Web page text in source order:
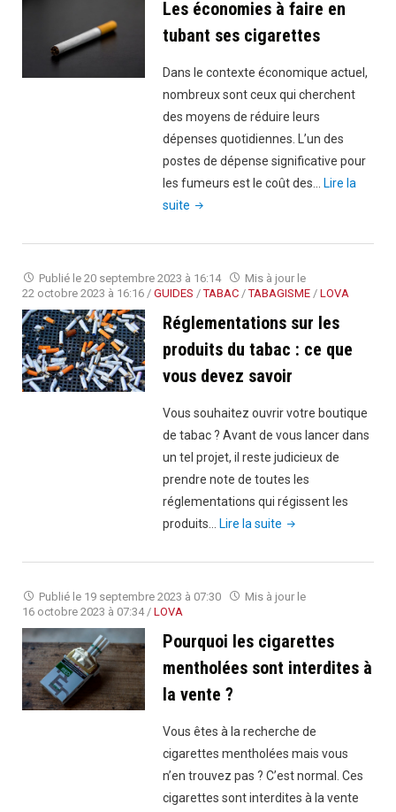
Petit
Les économies à faire en
tubant ses cigarettes
Dans le contexte économique actuel,
nombreux sont ceux qui cherchent
des moyens de réduire leurs
dépenses quotidiennes. L’un des
postes de dépense significative pour
les fumeurs est le coût des…
Lire la
suite "Les
à
en
tubant
cigarettes"
Publié le 20 septembre 2023 à 16:14
Mis à jour le
22 octobre 2023 à 16:16 / GUIDES /TABAC /TABAGISME / LOVA
Réglementations sur les
produits du tabac : ce que
vous devez savoir
Vous souhaitez ouvrir votre boutique
de tabac ? Avant de vous lancer dans
un tel projet, il reste judicieux de
prendre note de toutes les
réglementations qui régissent les
produits…
Lire la suite "Réglementations
les
produits
tabac
ce
Publié le 19 septembre 2023 à 07:30
Mis à jour le
16 octobre 2023 à 07:34 / LOVA
Pourquoi les cigarettes
mentholées sont interdites à
la vente ?
Vous êtes à la recherche de
cigarettes mentholées mais vous
n’en trouvez pas ? C’est normal. Ces
cigarettes sont interdites à la vente